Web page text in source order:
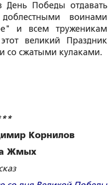
Победы отдавать
воинами
и всем труженикам
великий Праздник
со сжатыми кулаками.
Корнилов
Жмых